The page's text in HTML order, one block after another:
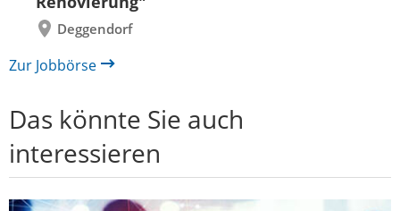
Deggendorf
Zur Jobbörse
Das könnte Sie auch
interessieren